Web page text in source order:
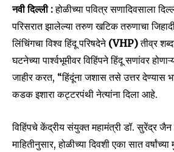
नवी दिल्ली :होळीच्या पवित्र सणादिवसाला
परिसरात झालेल्या तरुण खटिक तरुणाचा
लिंचिंगचा विश्व हिंदू परिषदेने (VHP)तीव्र
घटनेच्या पार्श्वभूमीवर विहिंपने हिंदू सणांवर
जाहीर करत, “हिंदूंना जशास तसे उत्तर देण्यास
कडक इशारा कट्टरपंथी नेत्यांना दिला आहे.
विहिंपचे केंद्रीय संयुक्त महामंत्री डॉ. सुरेंद्र जैन
माहितीनुसार, होळीच्या दिवशी एका सात